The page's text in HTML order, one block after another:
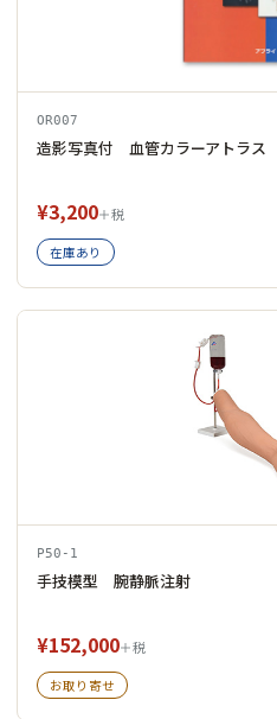
OR007
造影写真付 血管カラーアトラス
¥3,200＋税
在庫あり
P50-1
手技模型 腕静脈注射
¥152,000＋税
お取り寄せ